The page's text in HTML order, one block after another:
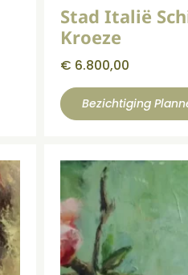
Stad Italië
Kroeze
€ 6.800,00
Bezichtiging